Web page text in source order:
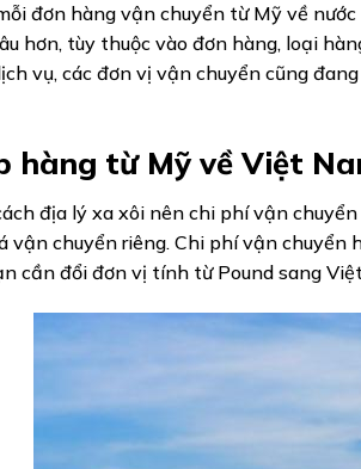
đơn hàng vận chuyển từ Mỹ về
hơn, tùy thuộc vào đơn hàng, loại
vụ, các đơn vị vận chuyển cũng
hàng từ Mỹ về Việt
địa lý xa xôi nên chi phí vận
vận chuyển riêng. Chi phí vận
cần đổi đơn vị tính từ Pound sang